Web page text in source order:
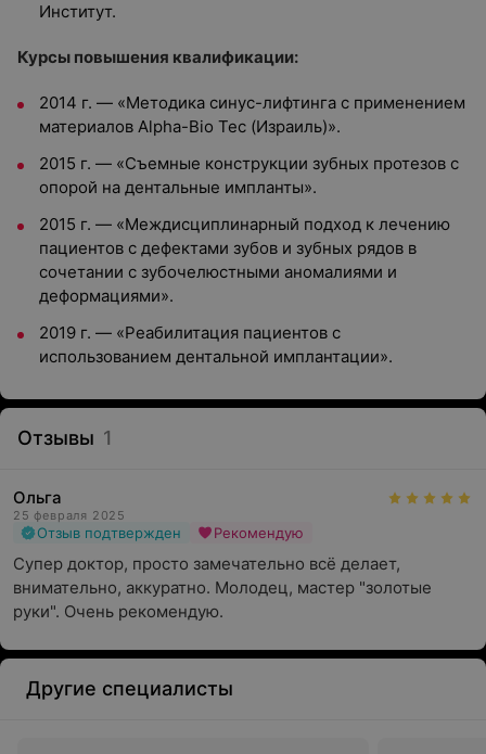
Институт.
Курсы повышения квалификации:
2014 г. — «Методика синус-лифтинга с применением
материалов Alpha-Bio Tec (Израиль)».
2015 г. — «Съемные конструкции зубных протезов с
опорой на дентальные импланты».
2015 г. — «Междисциплинарный подход к лечению
пациентов с дефектами зубов и зубных рядов в
сочетании с зубочелюстными аномалиями и
деформациями».
2019 г. — «Реабилитация пациентов с
использованием дентальной имплантации».
Отзывы 1
Ольга
25 февраля 2025
Отзыв подтвержден Рекомендую
Супер доктор, просто замечательно всё делает,
внимательно, аккуратно. Молодец, мастер "золотые
руки". Очень рекомендую.
Другие специалисты